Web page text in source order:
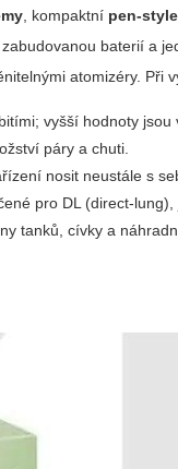
, kompaktní pen-style
baterií a
atomizéry. Při
vyšší hodnoty jsou
páry a chuti.
nosit neustále s
pro DL (direct-
tanků, cívky a